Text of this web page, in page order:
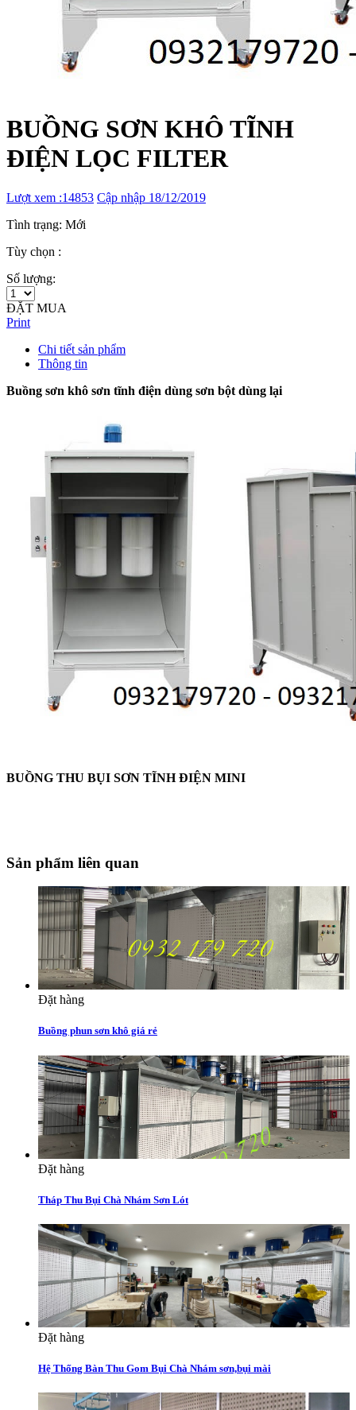
BUỒNG SƠN KHÔ TĨNH
ĐIỆN LỌC FILTER
Lượt xem :14853 Cập nhập 18/12/2019
Tình trạng: Mới
Tùy chọn :
Số lượng:
ĐẶT MUA
Print
Chi tiết sản phẩm
Thông tin
Buồng sơn khô sơn tĩnh điện dùng sơn bột dùng lại
BUỒNG THU BỤI SƠN TĨNH ĐIỆN MINI
Sản phẩm liên quan
Đặt hàng
Buồng phun sơn khô giá rẻ
Đặt hàng
Tháp Thu Bụi Chà Nhám Sơn Lót
Đặt hàng
Hệ Thống Bàn Thu Gom Bụi Chà Nhám sơn,bụi mài